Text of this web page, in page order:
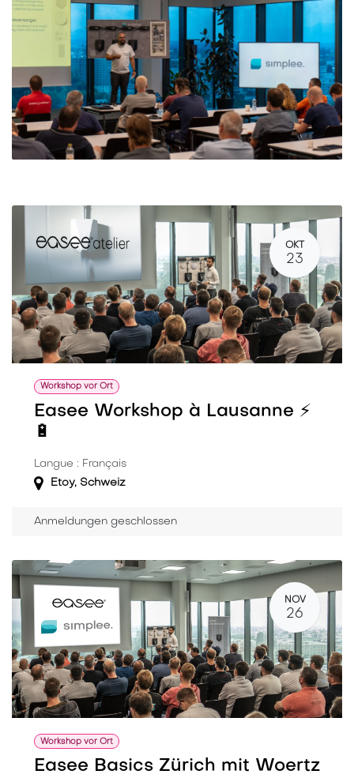
OKT
23
Workshop vor Ort
Easee Workshop à Lausanne ⚡️
🔋
Langue : Français
Etoy, Schweiz
Anmeldungen geschlossen
NOV
26
Workshop vor Ort
Easee Basics Zürich mit Woertz